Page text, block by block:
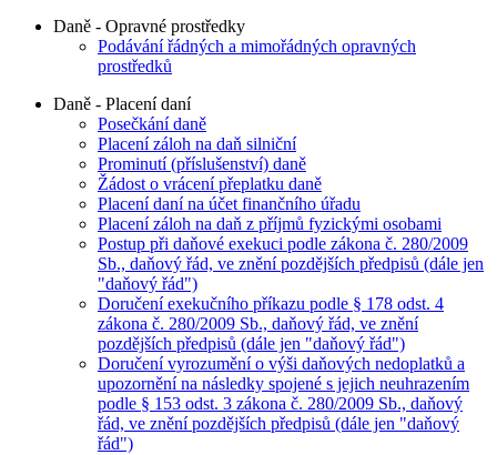
Daně - Opravné prostředky
Podávání řádných a mimořádných opravných
prostředků
Daně - Placení daní
Posečkání daně
Placení záloh na daň silniční
Prominutí (příslušenství) daně
Žádost o vrácení přeplatku daně
Placení daní na účet finančního úřadu
Placení záloh na daň z příjmů fyzickými osobami
Postup při daňové exekuci podle zákona č. 280/2009
Sb., daňový řád, ve znění pozdějších předpisů (dále jen
"daňový řád")
Doručení exekučního příkazu podle § 178 odst. 4
zákona č. 280/2009 Sb., daňový řád, ve znění
pozdějších předpisů (dále jen "daňový řád")
Doručení vyrozumění o výši daňových nedoplatků a
upozornění na následky spojené s jejich neuhrazením
podle § 153 odst. 3 zákona č. 280/2009 Sb., daňový
řád, ve znění pozdějších předpisů (dále jen "daňový
řád")